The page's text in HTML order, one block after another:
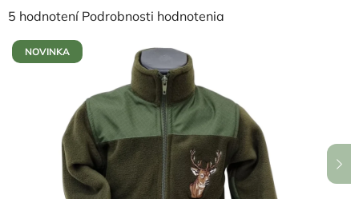
Priemerné
hodnotenie
produktu
hviezdičiek.
5 hodnotení Podrobnosti hodnotenia
NOVINKA